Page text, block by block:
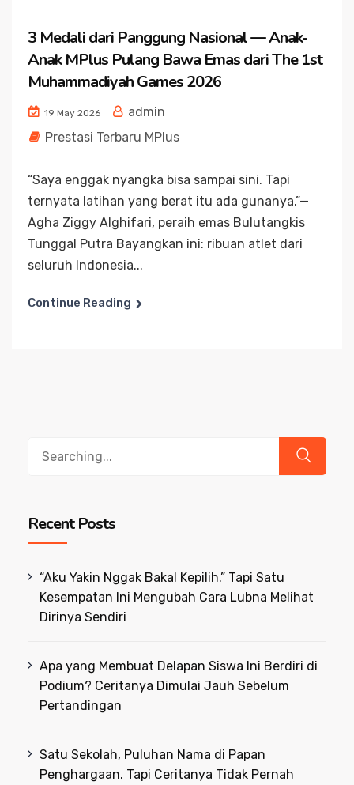
3 Medali dari Panggung Nasional — Anak-
Anak MPlus Pulang Bawa Emas dari The 1st
Muhammadiyah Games 2026
19 May 2026
admin
Prestasi Terbaru MPlus
“Saya enggak nyangka bisa sampai sini. Tapi
ternyata latihan yang berat itu ada gunanya.”—
Agha Ziggy Alghifari, peraih emas Bulutangkis
Tunggal Putra Bayangkan ini: ribuan atlet dari
seluruh Indonesia...
Continue Reading
Recent Posts
“Aku Yakin Nggak Bakal Kepilih.” Tapi Satu
Kesempatan Ini Mengubah Cara Lubna Melihat
Dirinya Sendiri
Apa yang Membuat Delapan Siswa Ini Berdiri di
Podium? Ceritanya Dimulai Jauh Sebelum
Pertandingan
Satu Sekolah, Puluhan Nama di Papan
Penghargaan. Tapi Ceritanya Tidak Pernah